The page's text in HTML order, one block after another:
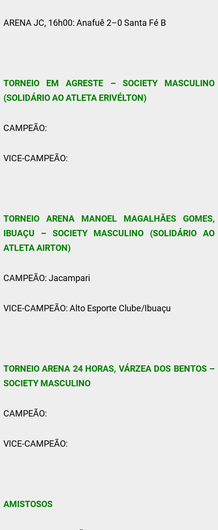
ARENA JC, 16h00: Anafuê 2–0 Santa Fé B
TORNEIO EM AGRESTE – SOCIETY MASCULINO
(SOLIDÁRIO AO ATLETA ERIVÉLTON)
CAMPEÃO:
VICE-CAMPEÃO:
TORNEIO ARENA MANOEL MAGALHÃES GOMES,
IBUAÇU – SOCIETY MASCULINO (SOLIDÁRIO AO
ATLETA AIRTON)
CAMPEÃO: Jacampari
VICE-CAMPEÃO: Alto Esporte Clube/Ibuaçu
TORNEIO ARENA 24 HORAS, VÁRZEA DOS BENTOS –
SOCIETY MASCULINO
CAMPEÃO:
VICE-CAMPEÃO:
AMISTOSOS